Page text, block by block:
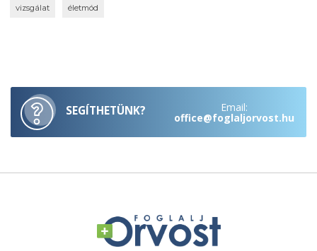
vizsgálat életmód
SEGÍTHETÜNK? Email:
office@foglaljorvost.hu